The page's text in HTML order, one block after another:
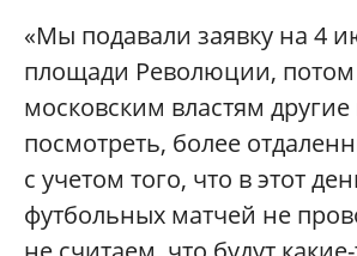
«Мы подавали заявку на 4
площади Революции, потом
московским властям другие
посмотреть, более
с учетом того, что в этот
футбольных матчей не